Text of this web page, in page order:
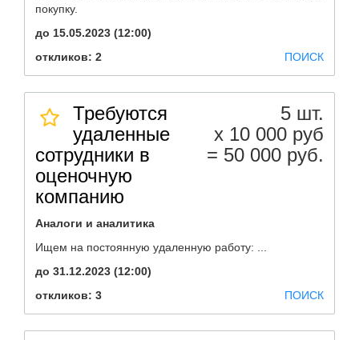
покупку.
до 15.05.2023 (12:00)
откликов: 2
ПОИСК
Требуются
удаленные
сотрудники в
оценочную
компанию
5 шт.
х 10 000 руб
= 50 000 руб.
Аналоги и аналитика
Ищем на постоянную удаленную работу: ...
до 31.12.2023 (12:00)
откликов: 3
ПОИСК